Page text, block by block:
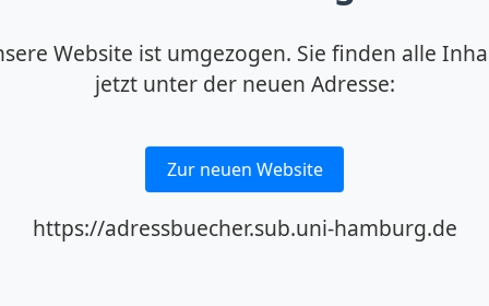
Website ist umgezogen. Sie finden alle
jetzt unter der neuen Adresse:
Zur neuen Website
https://adressbuecher.sub.uni-hamburg.de